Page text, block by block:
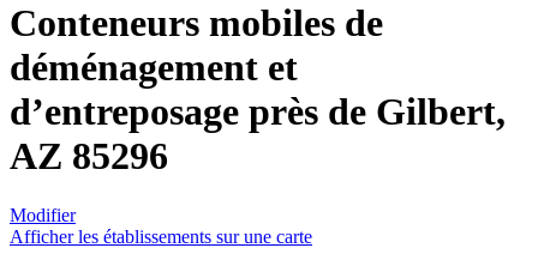
Conteneurs mobiles de
déménagement et
d’entreposage près de Gilbert,
AZ 85296
Modifier
Afficher les établissements sur une carte